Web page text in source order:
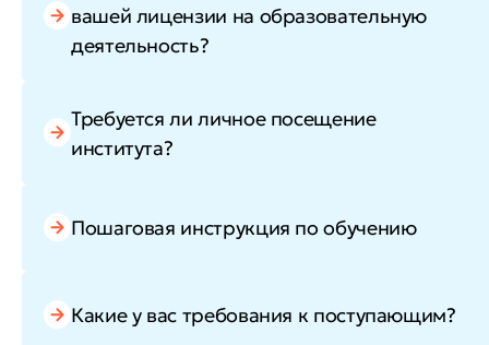
вашей лицензии на образовательную
деятельность?
Требуется ли личное посещение
института?
Пошаговая инструкция по обучению
Какие у вас требования к поступающим?